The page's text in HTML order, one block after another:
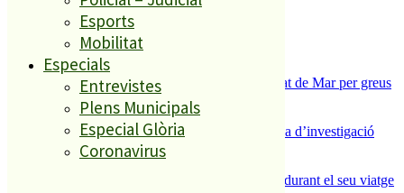
Esports
Mobilitat
Especials
Entrevistes
Plens Municipals
Especial Glòria
Coronavirus
ESPORTS CAP DE SETMANA
2
Tanquen un local de menjar ràpid a Malgrat de Mar per greus
deficiències sanitàries
Un historiador local guanya la primera beca d’investigació
sobre el Castell de Palafolls
Un grup de cigonyes fa parada a Palafolls durant el seu viatge